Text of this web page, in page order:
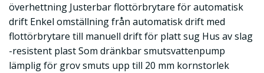
överhettning Justerbar flottörbrytare för automatisk
drift Enkel omställning från automatisk drift med
flottörbrytare till manuell drift för platt sug Hus av slag
-resistent plast Som dränkbar smutsvattenpump
lämplig för grov smuts upp till 20 mm kornstorlek